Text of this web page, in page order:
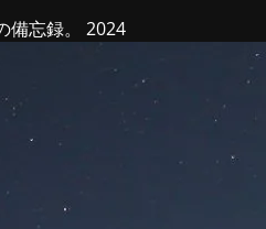
備忘録。 2024